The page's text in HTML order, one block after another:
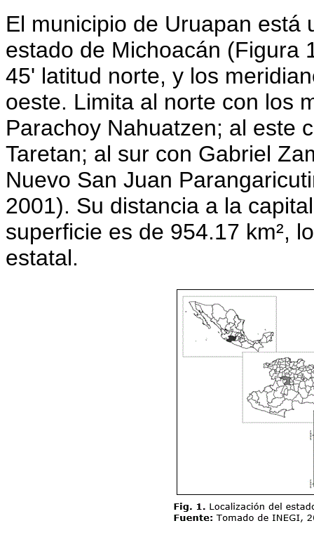
El municipio de Uruapan está
estado de Michoacán (Figura
45' latitud norte, y los
oeste. Limita al norte con los
Parachoy Nahuatzen; al este
Taretan; al sur con Gabriel
Nuevo San Juan
2001). Su distancia a la
superficie es de 954.17 km²,
estatal.